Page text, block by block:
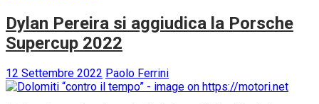
Dylan Pereira si aggiudica la Porsche
Supercup 2022
12 Settembre 2022 Paolo Ferrini